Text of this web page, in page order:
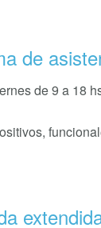
de
de 9 a 18